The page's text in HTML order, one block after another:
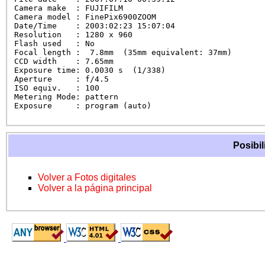
Camera make  : FUJIFILM
Camera model : FinePix6900ZOOM
Date/Time    : 2003:02:23 15:07:04
Resolution   : 1280 x 960
Flash used   : No
Focal length :  7.8mm  (35mm equivalent: 37mm)
CCD width    : 7.65mm
Exposure time: 0.0030 s  (1/338)
Aperture     : f/4.5
ISO equiv.   : 100
Metering Mode: pattern
Exposure     : program (auto)
Volver a Fotos digitales
Volver a la página principal